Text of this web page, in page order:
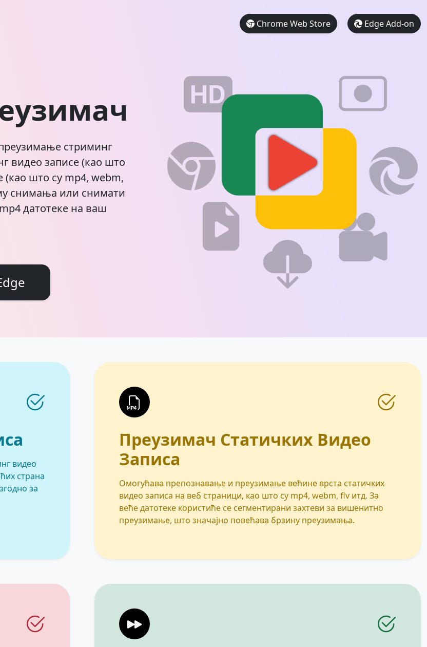
Chrome Web Store Edge Add-on
стриминг
видео записе (као што
(као што су mp4, webm,
снимања или снимати
датотеке на ваш
видео
страна
за
Преузимач Статичких Видео
Записа
Омогућава препознавање и преузимање већине врста статичких
видео записа на веб страници, као што су mp4, webm, flv итд. За
веће датотеке користиће се сегментирани захтеви за вишенитно
преузимање, што значајно повећава брзину преузимања.